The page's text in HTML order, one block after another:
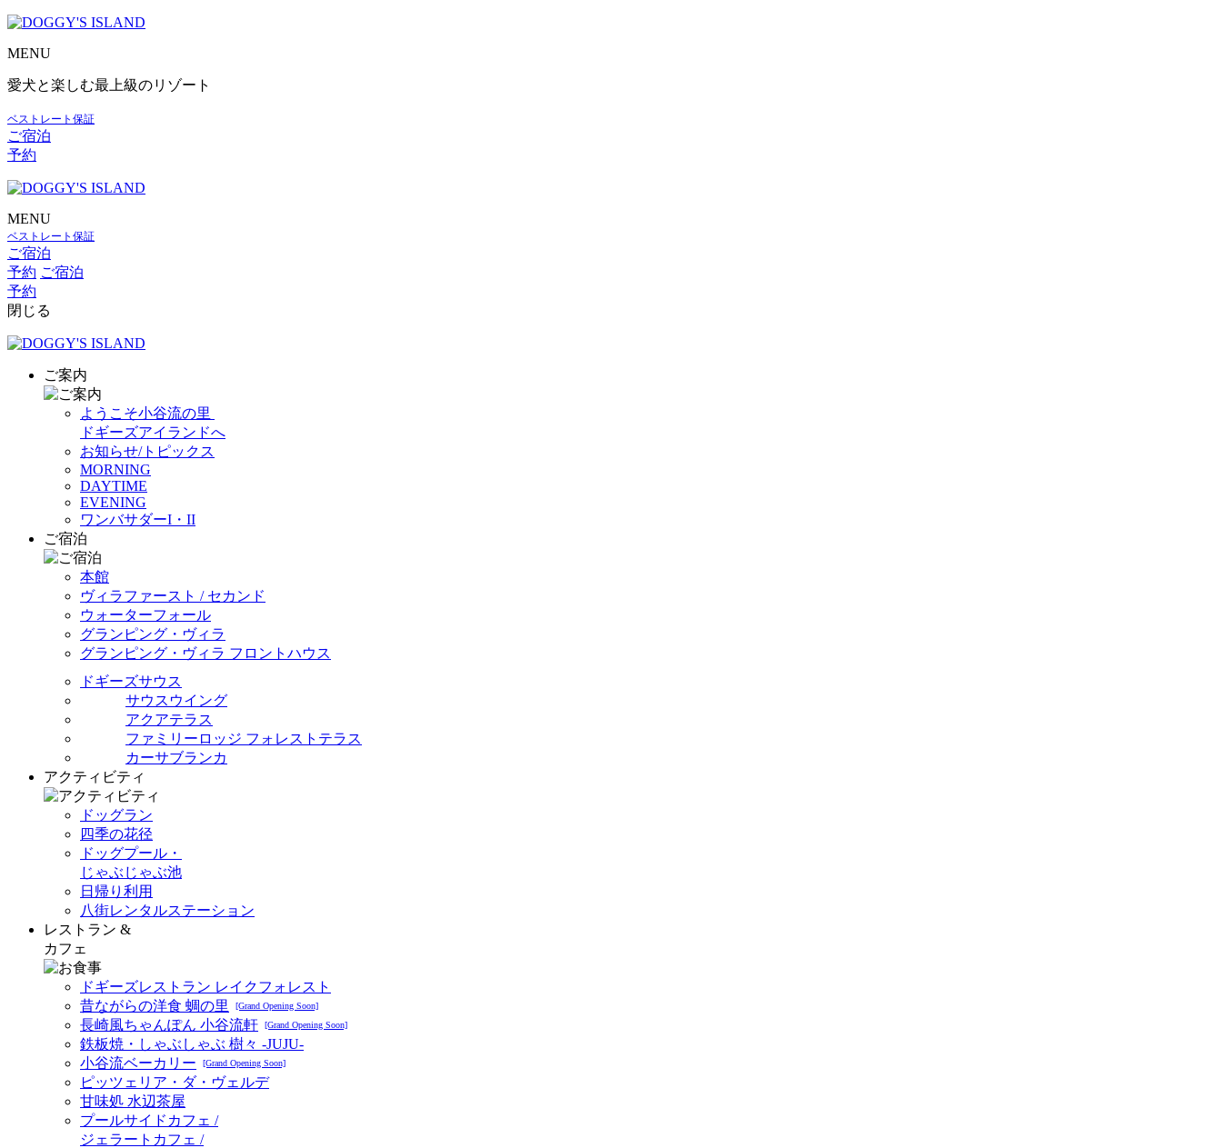
MENU
愛犬と楽しむ最上級のリゾート
ベストレート保証
ご宿泊
予約
MENU
ベストレート保証
ご宿泊
予約 ご宿泊
予約
閉じる
ご案内
ようこそ小谷流の里
ドギーズアイランドへ
お知らせ/トピックス
MORNING
DAYTIME
EVENING
ワンバサダーI・II
ご宿泊
本館
ヴィラファースト / セカンド
ウォーターフォール
グランピング・ヴィラ
グランピング・ヴィラ フロントハウス
ドギーズサウス
サウスウイング
アクアテラス
ファミリーロッジ フォレストテラス
カーサブランカ
アクティビティ
ドッグラン
四季の花径
ドッグプール・
じゃぶじゃぶ池
日帰り利用
八街レンタルステーション
レストラン &
カフェ
ドギーズレストラン レイクフォレスト
昔ながらの洋食 蜩の里
[Grand Opening Soon]
長崎風ちゃんぽん 小谷流軒 [Grand Opening Soon]
鉄板焼・しゃぶしゃぶ 樹々 -JUJU-
小谷流ベーカリー
[Grand Opening Soon]
ピッツェリア・ダ・ヴェルデ
甘味処 水辺茶屋
プールサイドカフェ /
ジェラートカフェ /